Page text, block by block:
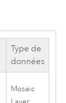
Type de
données
Mosaic